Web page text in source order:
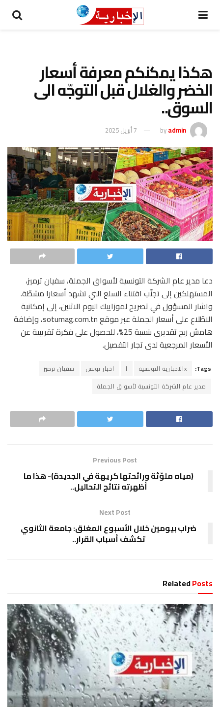
هكذا يمكنكم معرفة أسعار
الخضر والغلال قبل التوجّه الى
السوق..
byadmin 7 أبريل 2025
دعا مدير عام الشركة التونسية لأسواق الجملة، سفيان ترميز،
المستهلكين إلى تجنّب اقتناء السلع التي تشهد أسعارا مشطّة.
واشار المسؤول في تصريح لموزاييك اليوم الاثنين، إلى إمكانية
الاطّلاع على أسعار الجملة عبر موقع sotumag.com.tn، وإضافة
هامش ربح تقديري بنسبة 25%، للحصول على فكرة تقريبية عن
الأسعار المرجعية لدى تجار التفصيل.
Tags: xالاخبارية التونسية ا اخبار تونس
سفيان ترميز
مدير عام الشركة التونسية لأسواق الجملة
Previous Post
(مياه ملوّثة ورائحتها كريهة في الجديدة)- هذا ما
أظهرته نتائج التحاليل..
Next Post
ضراب بيومين خلال الأسبوع المغلق: جامعة الثانوي
تكشف أسباب القرار..
RelatedPosts